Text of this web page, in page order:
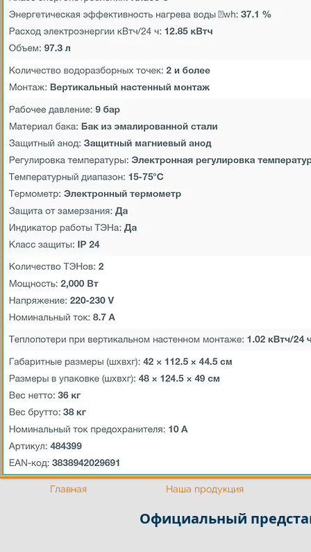
Официальный представитель Калде Официальный
Главная Наша продукция
Официальный